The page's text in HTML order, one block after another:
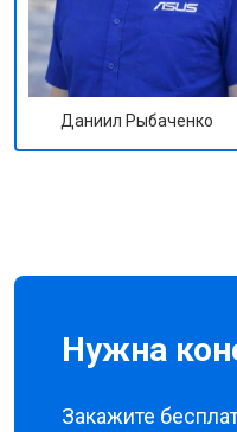
Даниил Рыбаченко
Нужна
Закажите